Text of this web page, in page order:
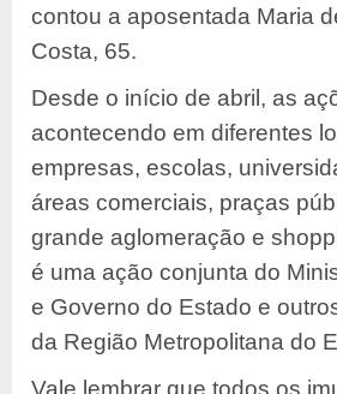
contou a aposentada Maria
Costa, 65.
Desde o início de abril, as
acontecendo em diferentes
empresas, escolas,
áreas comerciais, praças
grande aglomeração e
é uma ação conjunta do
e Governo do Estado e
da Região Metropolitana do
Vale lembrar que todos os